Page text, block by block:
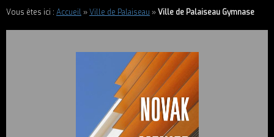
Vous êtes ici : Accueil»Ville de Palaiseau »Ville de Palaiseau Gymnase